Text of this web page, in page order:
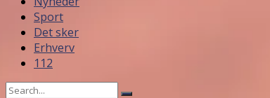
Sport
Det sker
Erhverv
112